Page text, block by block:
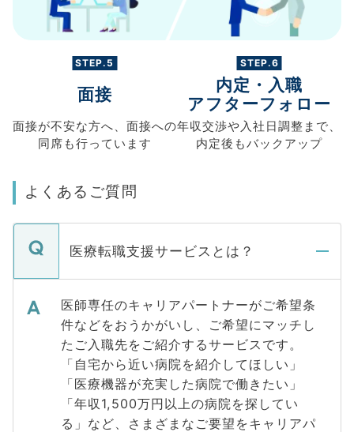
STEP.5
面接
面接が不安な方へ、 面接への
同席も行っています
STEP.6
内定・入職
アフターフォロー
年収交渉や入社日調整まで、
内定後もバックアップ
よくあるご質問
医療転職支援サービスとは？
医師専任のキャリアパートナーがご希望条
件などをおうかがいし、ご希望にマッチし
たご入職先をご紹介するサービスです。
「自宅から近い病院を紹介してほしい」
「医療機器が充実した病院で働きたい」
「年収1,500万円以上の病院を探してい
る」など、さまざまなご要望をキャリアパ